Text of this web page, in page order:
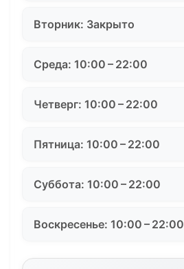
Вторник: Закрыто
Среда: 10:00 – 22:00
Четверг: 10:00 – 22:00
Пятница: 10:00 – 22:00
Суббота: 10:00 – 22:00
Воскресенье: 10:00 – 22:00